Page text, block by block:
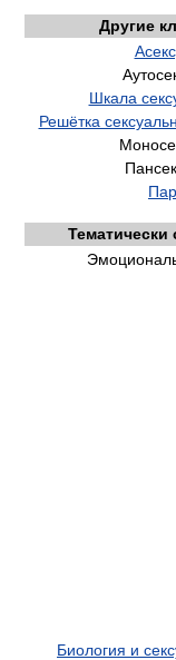
Другие
Шкала
Решётка
Тематически
Биология и